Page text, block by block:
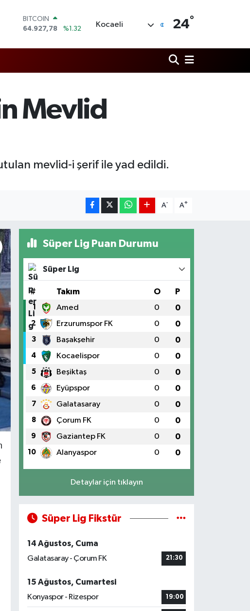
DOLAR
47,5894
%0.08
55,0398
%-0.02
BİST100
13.703
%11
BITCOIN
Kocaeli 24°
Mevlid
mevlid-i şerif ile yad edildi.
A- A+
Süper Lig Puan Durumu
Süper Lig
# Takım O P
1 Amed 0 0
2 Erzurumspor FK 0 0
3 Başakşehir 0 0
4 Kocaelispor 0 0
5 Beşiktaş 0 0
6 Eyüpspor 0 0
7 Galatasaray 0 0
8 Çorum FK 0 0
9 Gaziantep FK 0 0
10 Alanyaspor 0 0
Detaylar için tıklayın
Süper Lig Fikstür
14 Ağustos, Cuma
Galatasaray - Çorum FK
21:30
15 Ağustos, Cumartesi
Konyaspor - Rizespor
19:00